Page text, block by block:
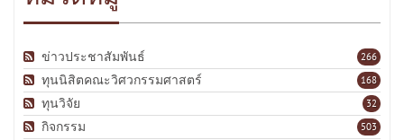
266
ข่าวประชาสัมพันธ์
168
ทุนนิสิตคณะวิศวกรรมศาสตร์
32
ทุนวิจัย
503
กิจกรรม